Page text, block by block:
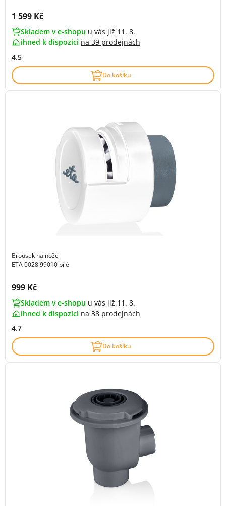
Cena s DPH:
1 599 Kč
Skladem v e-shopu u vás již 11. 8.
ihned k dispozici na 39 prodejnách
4.5
Do košíku
Brousek na nože
ETA 0028 99010 bílé
Cena s DPH:
999 Kč
Skladem v e-shopu u vás již 11. 8.
ihned k dispozici na 38 prodejnách
4.7
Do košíku